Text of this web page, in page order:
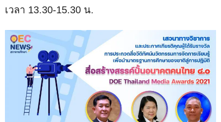
เวลา 13.30-15.30 น.